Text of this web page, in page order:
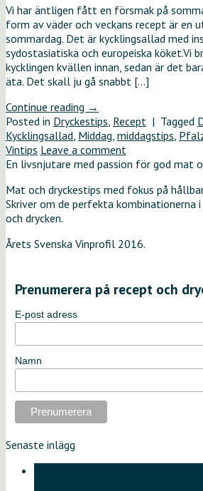
Vi har äntligen fått en försmak på
form av väder och veckans recept är en
sommardag. Det är kycklingsallad med
sydostasiatiska och europeiska köket.Vi
kycklingen kvällen innan, sedan är det
äta. Det skall ju gå snabbt […]
Continue reading →
Posted in Dryckestips, Recept | Tagged
Kycklingsallad, Middag, middagstips,
Vintips Leave a comment
En livsnjutare med passion för god mat
Mat och dryckestips med fokus på
Skriver om de perfekta
och drycken.
Årets Svenska Vinprofil 2016.
Prenumerera på recept och
E-post adress
Namn
Senaste inlägg